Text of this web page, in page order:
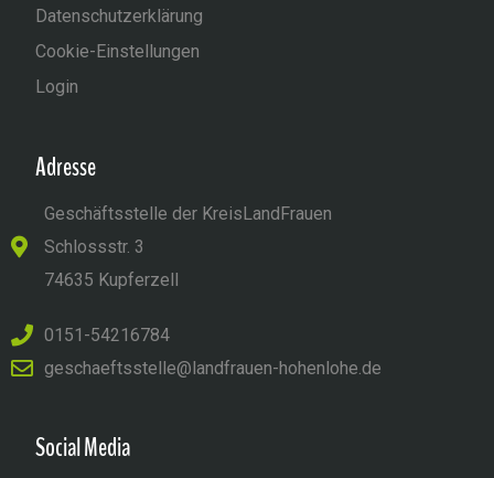
Datenschutzerklärung
Cookie-Einstellungen
Login
Adresse
Geschäftsstelle der KreisLandFrauen
Schlossstr. 3
74635 Kupferzell
0151-54216784
geschaeftsstelle@landfrauen-hohenlohe.de
Social Media